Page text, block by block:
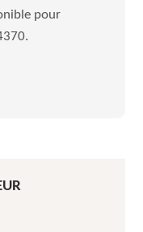
pour